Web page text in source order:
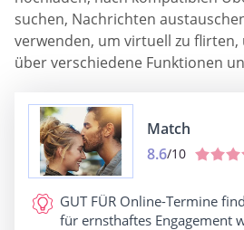
suchen, Nachrichten
verwenden, um virtuell zu
über verschiedene Funktionen
Match
8.6/10
GUT FÜR Online-Termine
für ernsthaftes Engagement